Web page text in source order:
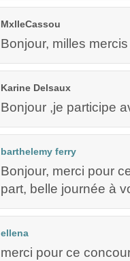
MxlleCassou
Bonjour, milles
Karine Delsaux
Bonjour ,je participe
barthelemy ferry
Bonjour, merci pour
part, belle journée à
ellena
merci pour ce